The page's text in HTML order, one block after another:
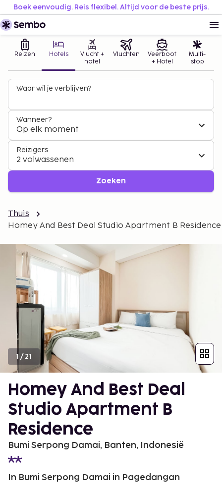
Boek eenvoudig. Reis flexibel. Altijd voor de beste prijs.
Reizen Hotels
Vlucht +
hotel
Vluchten
Veerboot
+ Hotel
Multi-
stop
Waar wil je verblijven?
Wanneer?
Op elk moment
Reizigers
2 volwassenen
Zoeken
Thuis
Homey And Best Deal Studio Apartment B Residence
1 /21
Homey And Best Deal
Studio Apartment B
Residence
Bumi Serpong Damai, Banten, Indonesië
In Bumi Serpong Damai in Pagedangan